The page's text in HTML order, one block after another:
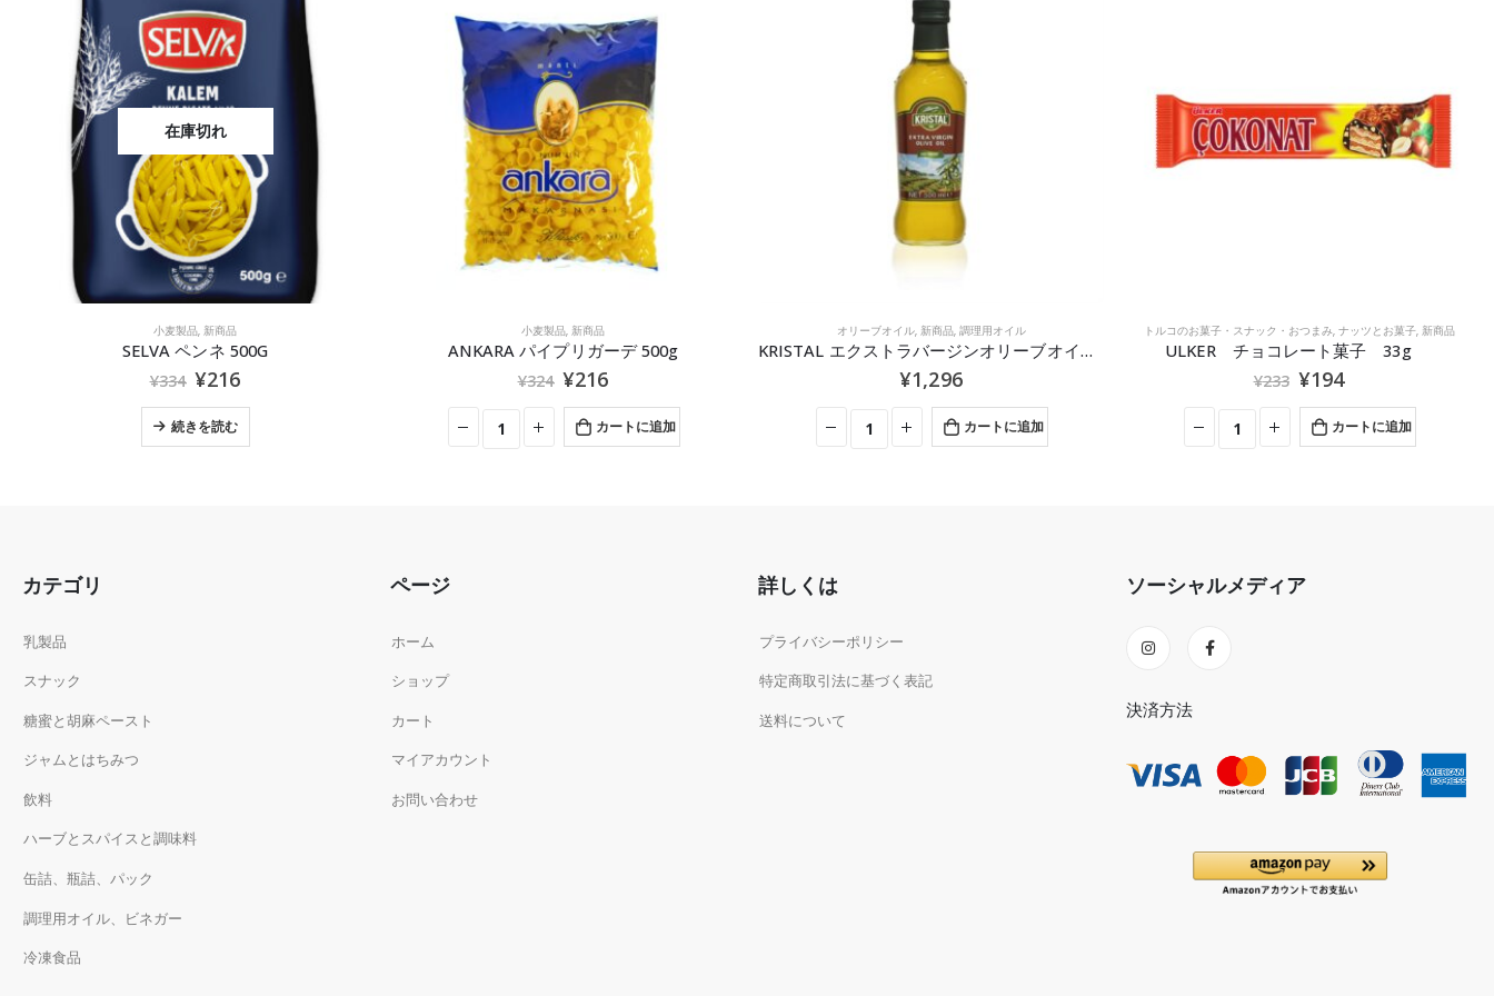
小麦製品, 新商品
ANKARA パイプリガーデ 500g
¥324 ¥216
カートに追加
オリーブオイル,新商品,調理用オイル
¥1,296
カートに追加
トルコのお菓子・スナック・おつまみ,ナッツとお菓子
ULKER チョコレート菓子 33g
233 ¥194
カートに追加
在庫切れ
冷凍食品,新商品
フライドポテト
¥538
続きを読む
カテゴリ
乳製品
スナック
糖蜜と胡麻ペースト
ジャムとはちみつ
飲料
ハーブとスパイスと調味料
缶詰、瓶詰、パック
調理用オイル、ビネガー
冷凍食品
ページ
ホーム
ショップ
カート
マイアカウント
お問い合わせ
詳しくは
プライバシーポリシー
特定商取引法に基づく表記
送料について
ソーシャルメディア
決済方法